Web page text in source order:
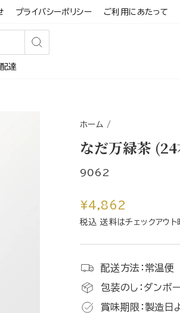
プライバシーポリシー ご利用にあたって
検
達
ホーム /
なだ万緑茶
9062
通
常
¥4,862
税込 送料はチェックアウト
配送方法：常温便
包装のし：ダンボ
賞味期限：製造